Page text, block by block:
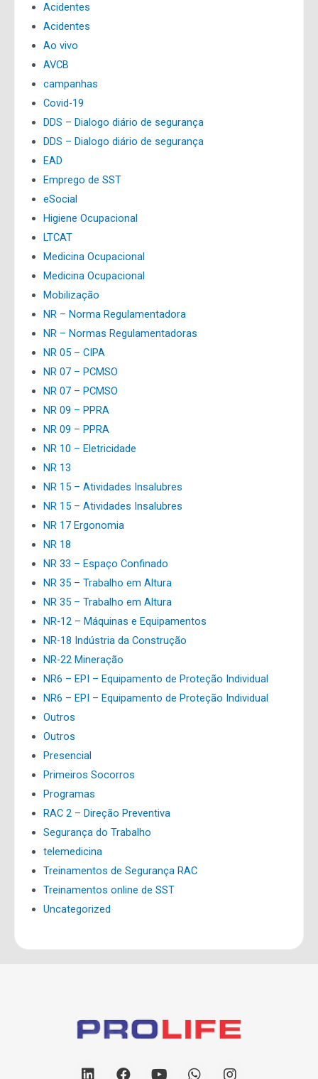
Acidentes
Acidentes
Ao vivo
AVCB
campanhas
Covid-19
DDS – Dialogo diário de segurança
DDS – Dialogo diário de segurança
EAD
Emprego de SST
eSocial
Higiene Ocupacional
LTCAT
Medicina Ocupacional
Medicina Ocupacional
Mobilização
NR – Norma Regulamentadora
NR – Normas Regulamentadoras
NR 05 – CIPA
NR 07 – PCMSO
NR 07 – PCMSO
NR 09 – PPRA
NR 09 – PPRA
NR 10 – Eletricidade
NR 13
NR 15 – Atividades Insalubres
NR 15 – Atividades Insalubres
NR 17 Ergonomia
NR 18
NR 33 – Espaço Confinado
NR 35 – Trabalho em Altura
NR 35 – Trabalho em Altura
NR-12 – Máquinas e Equipamentos
NR-18 Indústria da Construção
NR-22 Mineração
NR6 – EPI – Equipamento de Proteção Individual
NR6 – EPI – Equipamento de Proteção Individual
Outros
Outros
Presencial
Primeiros Socorros
Programas
RAC 2 – Direção Preventiva
Segurança do Trabalho
telemedicina
Treinamentos de Segurança RAC
Treinamentos online de SST
Uncategorized